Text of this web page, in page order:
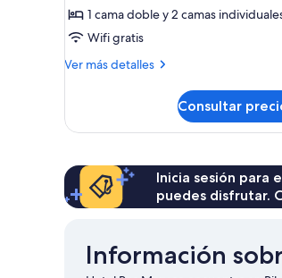
1
cama
doble
individuales
1 cama doble y 2 camas
Wifi gratis
Ver más detalles
Más
estándar
cama
doble
o
Consultar
Inicia sesión para
puedes disfrutar.
Información